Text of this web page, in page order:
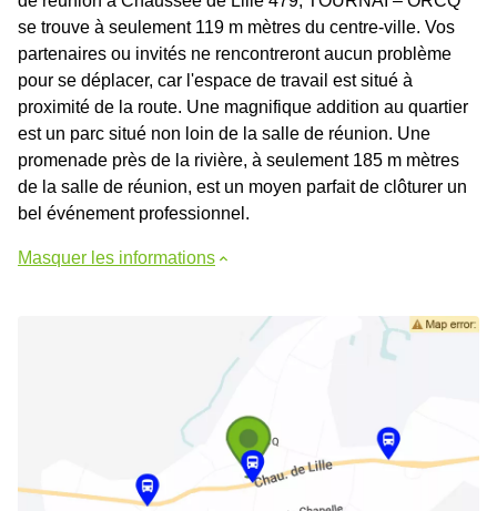
se trouve à seulement 119 m mètres du centre-ville. Vos
partenaires ou invités ne rencontreront aucun problème
pour se déplacer, car l'espace de travail est situé à
proximité de la route. Une magnifique addition au quartier
est un parc situé non loin de la salle de réunion. Une
promenade près de la rivière, à seulement 185 m mètres
de la salle de réunion, est un moyen parfait de clôturer un
bel événement professionnel.
Masquer les informations